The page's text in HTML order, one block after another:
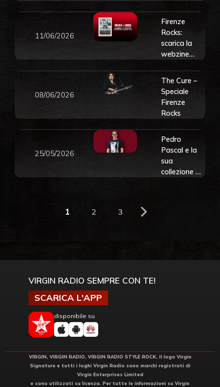
ne abbiamo
un altro più
pop in
arrivo”
11/06/2026
Firenze
Rocks:
scarica la
webzine
Lenny
Kravitz e
The Cure
08/06/2026
The Cure –
Speciale
Firenze
Rocks
25/05/2026
Pedro
Pascal e la
sua
collezione di
1 2 3
VIRGIN RADIO SEMPRE CON TE!
SCARICA L'APP
disponibile su
VIRGIN, VIRGIN RADIO, VIRGIN RADIO STYLE ROCK, il logo Virgin
Signature e tutti i loghi Virgin Radio sono marchi registrati di
Virgin Enterprises Limited
e sono utilizzati su licenza. Per tutte le informazioni su Virgin